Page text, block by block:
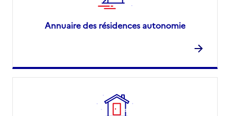
Annuaire des résidences autonomie